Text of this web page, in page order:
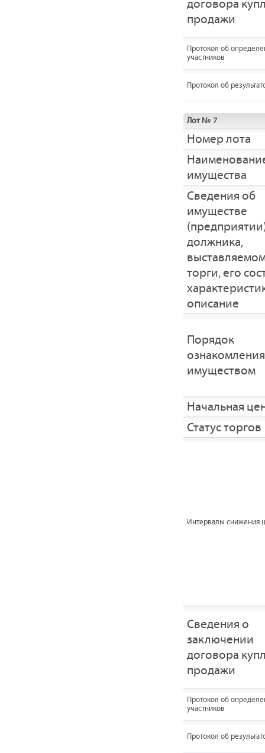
договора
продажи
Протокол об
участников
Протокол об
Лот № 7
Номер лота
имущества
Cведения об
имуществе
должника,
торги, его
описание
Порядок
имуществом
Начальная
Статус торгов
Интервалы снижения
Сведения о
заключении
договора
продажи
Протокол об
участников
Протокол об